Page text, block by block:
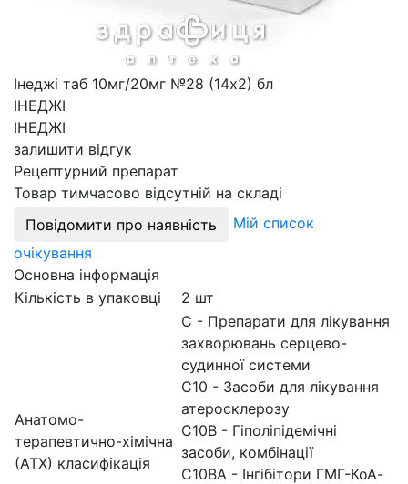
Iнеджi таб 10мг/20мг №28 (14х2) бл
ІНЕДЖІ
ІНЕДЖІ
залишити відгук
Рецептурний препарат
Товар тимчасово відсутній на складі
Повідомити про наявність
Мій список
очікування
Основна інформація
Кількість в упаковці
2 шт
Анатомо-
терапевтично-хімічна
(АТХ) класифікація
C - Препарати для лікування
захворювань серцево-
судинної системи
C10 - Засоби для лікування
атеросклерозу
C10B - Гіполіпідемічні
засоби, комбінації
C10BA - Інгібітори ГМГ-КоА-